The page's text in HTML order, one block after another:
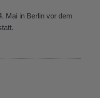
Mai in Berlin vor dem